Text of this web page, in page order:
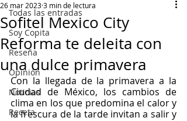
Todas las entradas
Soy Copita
Reseña
Opinión
Noticias
Receta
Sofitel Mexico City
Reforma te deleita con
una dulce primavera
26 mar 20233 min de lectura
Con la llegada de la primavera a la
Ciudad de México, los cambios de
clima en los que predomina el calor y
la frescura de la tarde invitan a salir y